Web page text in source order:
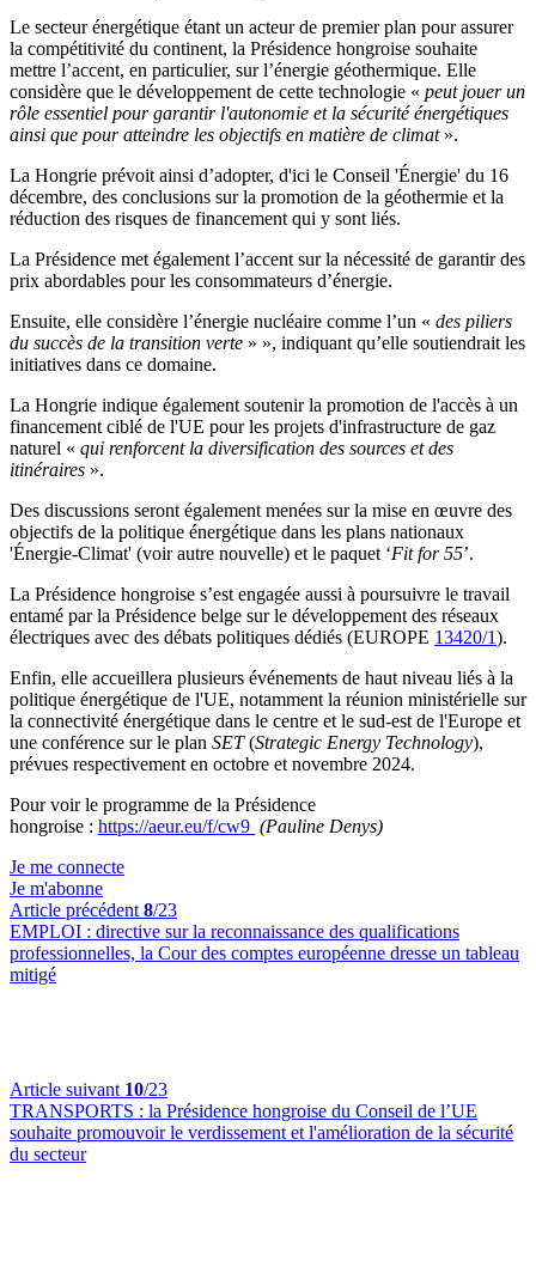
Le secteur énergétique étant un acteur de premier plan pour assurer
la compétitivité du continent, la Présidence hongroise souhaite
mettre l’accent, en particulier, sur l’énergie géothermique. Elle
considère que le développement de cette technologie « peut jouer un
rôle essentiel pour garantir l'autonomie et la sécurité énergétiques
ainsi que pour atteindre les objectifs en matière de climat».
La Hongrie prévoit ainsi d’adopter, d'ici le Conseil 'Énergie' du 16
décembre, des conclusions sur la promotion de la géothermie et la
réduction des risques de financement qui y sont liés.
La Présidence met également l’accent sur la nécessité de garantir des
prix abordables pour les consommateurs d’énergie.
Ensuite, elle considère l’énergie nucléaire comme l’un « des piliers
du succès de la transition verte » », indiquant qu’elle soutiendrait les
initiatives dans ce domaine.
La Hongrie indique également soutenir la promotion de l'accès à un
financement ciblé de l'UE pour les projets d'infrastructure de gaz
naturel « qui renforcent la diversification des sources et des
itinéraires ».
Des discussions seront également menées sur la mise en œuvre des
objectifs de la politique énergétique dans les plans nationaux
'Énergie-Climat' (voir autre nouvelle) et le paquet ‘Fit for 55’.
La Présidence hongroise s’est engagée aussi à poursuivre le travail
entamé par la Présidence belge sur le développement des réseaux
électriques avec des débats politiques dédiés (EUROPE 13420/1).
Enfin, elle accueillera plusieurs événements de haut niveau liés à la
politique énergétique de l'UE, notamment la réunion ministérielle sur
la connectivité énergétique dans le centre et le sud-est de l'Europe et
une conférence sur le plan SET(Strategic Energy Technology),
prévues respectivement en octobre et novembre 2024.
Pour voir le programme de la Présidence
hongroise : https://aeur.eu/f/cw9 (Pauline Denys)
Je me connecte
Je m'abonne
Article précédent 8/23
EMPLOI : directive sur la reconnaissance des qualifications
professionnelles, la Cour des comptes européenne dresse un tableau
mitigé
Article suivant 10/23
TRANSPORTS : la Présidence hongroise du Conseil de l’UE
souhaite promouvoir le verdissement et l'amélioration de la sécurité
du secteur